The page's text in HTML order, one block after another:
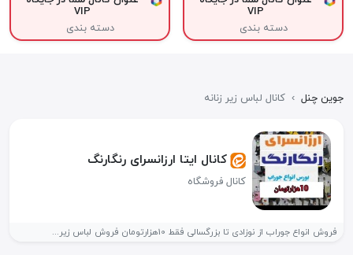
VIP
دسته بندی
VIP
دسته بندی
جوین چنل › کانال لباس زیر زنانه
کانال ایتا ارزانسرای رنگارنگ
کانال فروشگاه
فروش انواع جوراب از نوزادی تا بزرگسالی فقط 10هزارتومان فروش لباس زیر...